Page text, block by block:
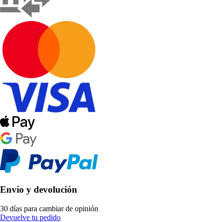
Envío y devolución
30 días para cambiar de opinión
Devuelve tu pedido